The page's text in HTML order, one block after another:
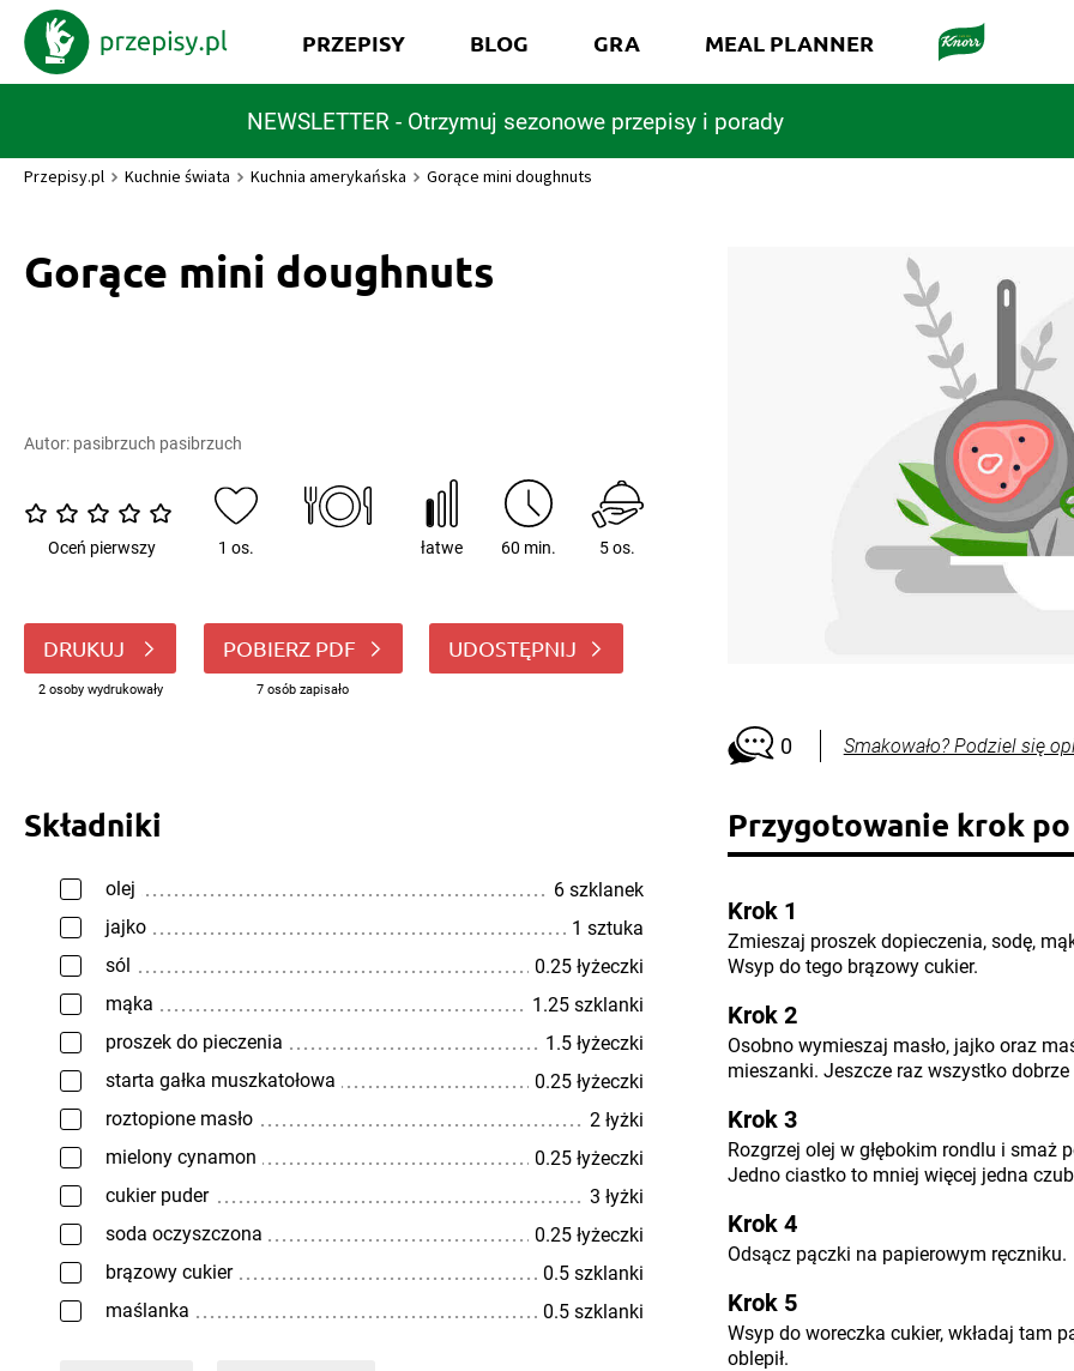
NEWSLETTER - Otrzymuj sezonowe przepisy i porady
PRZEPISY BLOG GRA MEAL PLANNER
Przepisy.pl Kuchnie świata Kuchnia amerykańska Gorące mini doughnuts
Gorące mini doughnuts
Autor: pasibrzuch pasibrzuch
Oceń pierwszy 1 os. łatwe 60 min. 5 os.
DRUKUJ
2 osoby wydrukowały
POBIERZ PDF
7 osób zapisało
UDOSTĘPNIJ
0 Smakowało? Podziel się
Składniki
olej
6 szklanek
jajko
1 sztuka
sól
0.25 łyżeczki
mąka
1.25 szklanki
proszek do pieczenia
1.5 łyżeczki
starta gałka muszkatołowa
0.25 łyżeczki
roztopione masło
2 łyżki
mielony cynamon
0.25 łyżeczki
cukier puder
3 łyżki
soda oczyszczona
0.25 łyżeczki
brązowy cukier
0.5 szklanki
maślanka
0.5 szklanki
Przygotowanie krok
Krok 1
Zmieszaj proszek dopieczenia, sodę,
Wsyp do tego brązowy cukier.
Krok 2
Osobno wymieszaj masło, jajko oraz
mieszanki. Jeszcze raz wszystko
Krok 3
Rozgrzej olej w głębokim rondlu i smaż
Jedno ciastko to mniej więcej jedna
Krok 4
Odsącz pączki na papierowym ręczniku.
Krok 5
Wsyp do woreczka cukier, wkładaj tam
oblepił.